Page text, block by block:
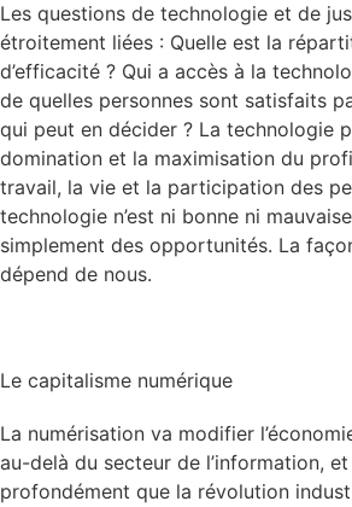
Les questions de technologie et de
étroitement liées : Quelle est la
d’efficacité ? Qui a accès à la
de quelles personnes sont satisfaits
qui peut en décider ? La technologie
domination et la maximisation du
travail, la vie et la participation des
technologie n’est ni bonne ni
simplement des opportunités. La
dépend de nous.
Le capitalisme numérique
La numérisation va modifier
au-delà du secteur de l’information,
profondément que la révolution